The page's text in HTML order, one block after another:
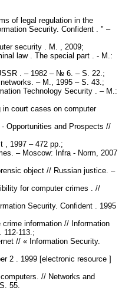
of legal regulation in the
Security. Confident . " –
security . M. , 2009;
law . The special part . - M.:
. – 1982 – № 6. – S. 22.;
– M., 1995 – S. 43.;
Technology Security . – M.:
court cases on computer
Opportunities and Prospects //
, 1997 – 472 pp.;
– Moscow: Infra - Norm, 2007
object // Russian justice. –
for computer crimes . //
Security. Confident . 1995
information // Information
113.;
// « Information Security.
2 . 1999 [electronic resource ]
// Networks and
55.